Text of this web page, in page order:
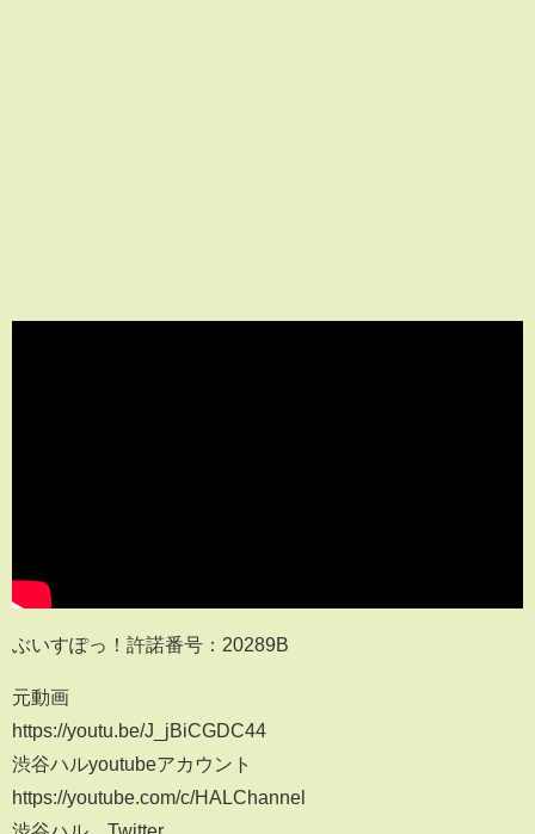
ぶいすぽっ！許諾番号：20289B
元動画
https://youtu.be/J_jBiCGDC44
渋谷ハルyoutubeアカウント
https://youtube.com/c/HALChannel
渋谷ハル Twitter